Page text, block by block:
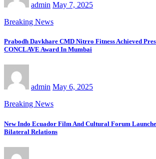
admin May 7, 2025
Breaking News
Prabodh Davkhare CMD Nitrro Fitness Achieved
CONCLAVE Award In Mumbai
admin May 6, 2025
Breaking News
New Indo Ecuador Film And Cultural Forum
Bilateral Relations